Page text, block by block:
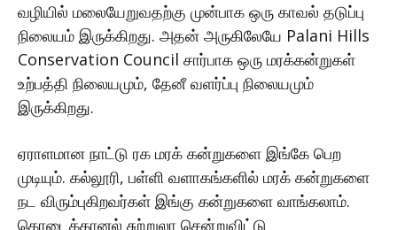
வழியில் மலையேறுவதற்கு முன்பாக ஒரு காவல் தடுப்பு
நிலையம் இருக்கிறது. அதன் அருகிலேயே Palani Hills
Conservation Council சார்பாக ஒரு மரக்கன்றுகள்
உற்பத்தி நிலையமும், தேனீ வளர்ப்பு நிலையமும்
இருக்கிறது.
ஏராளமான நாட்டு ரக மரக் கன்றுகளை இங்கே பெற
முடியும். கல்லூரி, பள்ளி வளாகங்களில் மரக் கன்றுகளை
நட விரும்புகிறவர்கள் இங்கு கன்றுகளை வாங்கலாம்.
கொடைக்கானல் சுற்றுலா சென்றுவிட்டு